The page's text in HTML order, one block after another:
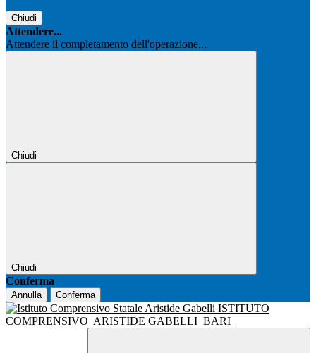
Chiudi
Attendere...
Attendere il completamento dell'operazione...
Chiudi
Chiudi
Conferma
Annulla Conferma
ISTITUTO
COMPRENSIVO ARISTIDE GABELLI BARI